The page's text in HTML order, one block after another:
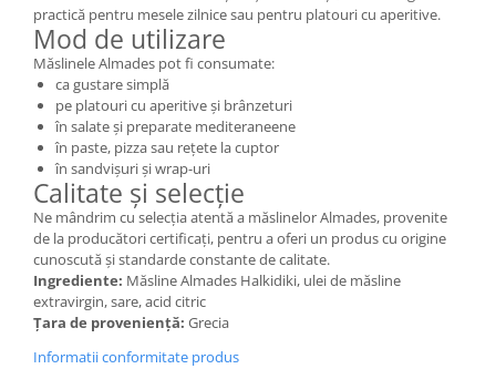
practică pentru mesele zilnice sau pentru platouri cu aperitive.
Mod de utilizare
Măslinele Almades pot fi consumate:
ca gustare simplă
pe platouri cu aperitive și brânzeturi
în salate și preparate mediteraneene
în paste, pizza sau rețete la cuptor
în sandvișuri și wrap-uri
Calitate și selecție
Ne mândrim cu selecția atentă a măslinelor Almades, provenite
de la producători certificați, pentru a oferi un produs cu origine
cunoscută și standarde constante de calitate.
Ingrediente: Măsline Almades Halkidiki, ulei de măsline
extravirgin, sare, acid citric
Țara de proveniență: Grecia
Informatii conformitate produs